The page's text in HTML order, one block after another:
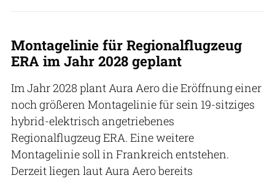
Montagelinie für Regionalflugzeug
ERA im Jahr 2028 geplant
Im Jahr 2028 plant Aura Aero die Eröffnung einer
noch größeren Montagelinie für sein 19-sitziges
hybrid-elektrisch angetriebenes
Regionalflugzeug ERA. Eine weitere
Montagelinie soll in Frankreich entstehen.
Derzeit liegen laut Aura Aero bereits